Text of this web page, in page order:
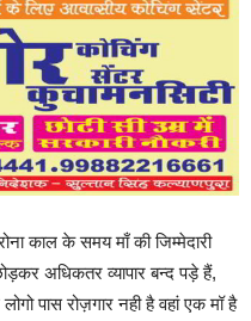
काल के समय माँ की जिम्मेदारी
अधिकतर व्यापार बन्द पड़े हैं,
पास रोज़गार नही है वहां एक मॉ है